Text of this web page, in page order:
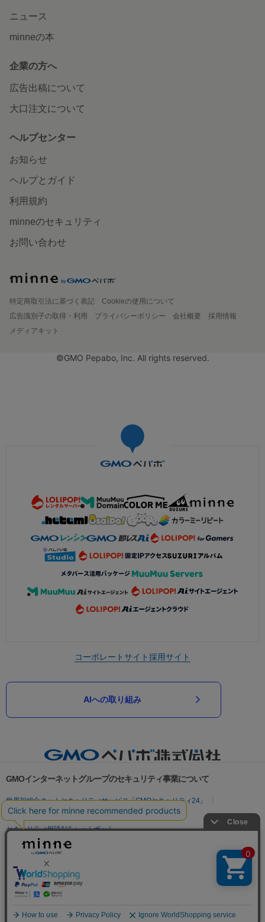
ニュース
minneの本
企業の方へ
広告出稿について
大口注文について
ヘルプセンター
お知らせ
ヘルプとガイド
利用規約
minneのセキュリティ
お問い合わせ
特定商取引法に基づく表記
Cookieの使用について
広告識別子の取得・利用
プライバシーポリシー 会社概要
採用情報
メディアキット
©GMO Pepabo, Inc. All rights reserved.
コーポレートサイト採用サイト
AIへの取り組み
GMOインターネットグループのセキュリティ事業について
世界初総合ネットセキュリティサービス「GMOセキュリティ24」
パスワード漏洩診断
Webサイトリスク診断
セキュリティ相談AIチャットボット
実在証明・盗聴対策
サイバー攻撃対策（GMO Flatt Security）
セキュリティ事業の軌跡